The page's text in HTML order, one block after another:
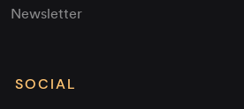
Newsletter
SOCIAL